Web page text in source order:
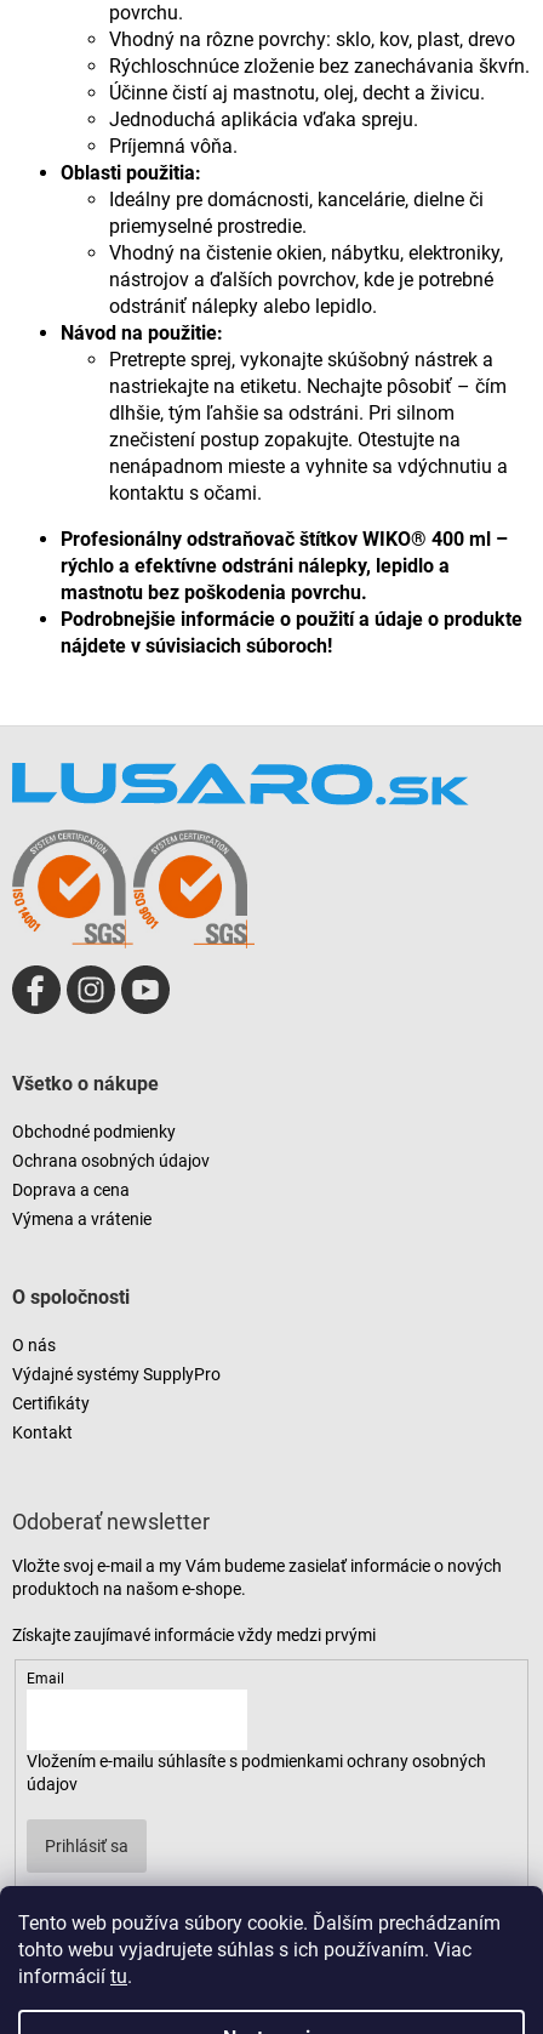
Tento web používa súbory cookie. Ďalším prechádzaním
tohto webu vyjadrujete súhlas s ich používaním. Viac
informácií tu.
povrchu.
Vhodný na rôzne povrchy: sklo, kov, plast, drevo
Rýchloschnúce zloženie bez zanechávania škvŕn.
Účinne čistí aj mastnotu, olej, decht a živicu.
Jednoduchá aplikácia vďaka spreju.
Príjemná vôňa.
Oblasti použitia:
Ideálny pre domácnosti, kancelárie, dielne či
priemyselné prostredie.
Vhodný na čistenie okien, nábytku, elektroniky,
nástrojov a ďalších povrchov, kde je potrebné
odstrániť nálepky alebo lepidlo.
Návod na použitie:
Pretrepte sprej, vykonajte skúšobný nástrek a
nastriekajte na etiketu. Nechajte pôsobiť – čím
dlhšie, tým ľahšie sa odstráni. Pri silnom
znečistení postup zopakujte. Otestujte na
nenápadnom mieste a vyhnite sa vdýchnutiu a
kontaktu s očami.
Profesionálny odstraňovač štítkov WIKO® 400 ml –
rýchlo a efektívne odstráni nálepky, lepidlo a
mastnotu bez poškodenia povrchu.
Podrobnejšie informácie o použití a údaje o produkte
nájdete v súvisiacich súboroch!
Všetko o nákupe
Obchodné podmienky
Ochrana osobných údajov
Doprava a cena
Výmena a vrátenie
O spoločnosti
O nás
Výdajné systémy SupplyPro
Certifikáty
Kontakt
Odoberať newsletter
Vložte svoj e-mail a my Vám budeme zasielať informácie o nových
produktoch na našom e-shope.
Email
Vložením e-mailu súhlasíte s podmienkami ochrany osobných
údajov
Prihlásiť sa